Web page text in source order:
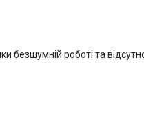
безшумній роботі та